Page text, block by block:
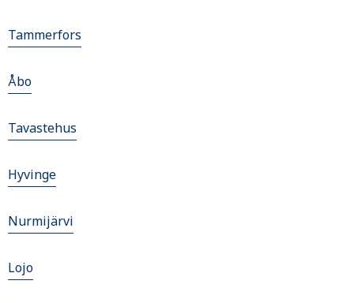
Tammerfors
Åbo
Tavastehus
Hyvinge
Nurmijärvi
Lojo